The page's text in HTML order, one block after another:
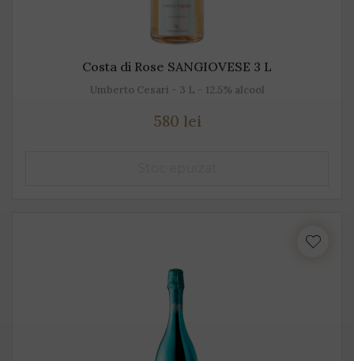
Costa di Rose SANGIOVESE 3 L
Umberto Cesari - 3 L - 12.5% alcool
580 lei